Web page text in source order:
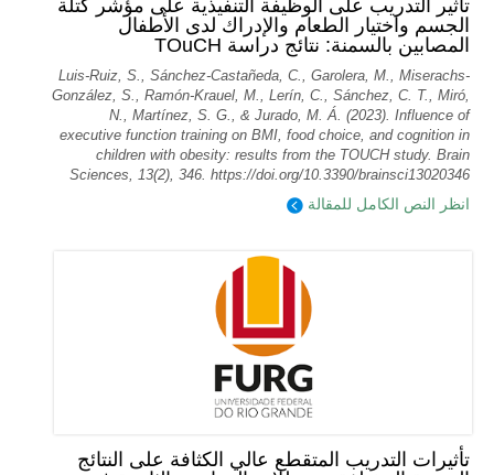
تأثير التدريب على الوظيفة التنفيذية على مؤشر كتلة
الجسم واختيار الطعام والإدراك لدى الأطفال
المصابين بالسمنة: نتائج دراسة TOuCH
Luis-Ruiz, S., Sánchez-Castañeda, C., Garolera, M., Miserachs-
González, S., Ramón-Krauel, M., Lerín, C., Sánchez, C. T., Miró,
N., Martí­nez, S. G., & Jurado, M. Á. (2023). Influence of
executive function training on BMI, food choice, and cognition in
children with obesity: results from the TOUCH study. Brain
Sciences, 13(2), 346. https://doi.org/10.3390/brainsci13020346
انظر النص الكامل للمقالة
تأثيرات التدريب المتقطع عالي الكثافة على النتائج